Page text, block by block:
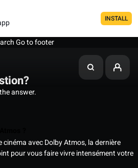
INSTALL
Go to footer
answer.
cinéma avec Dolby Atmos, la dernière
pour vous faire vivre intensément votre